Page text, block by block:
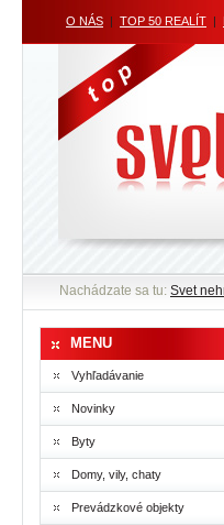
O NÁS | TOP 50 REALÍT |
Nachádzate sa tu: Svet
MENU
Vyhľadávanie
Novinky
Byty
Domy, vily, chaty
Prevádzkové objekty